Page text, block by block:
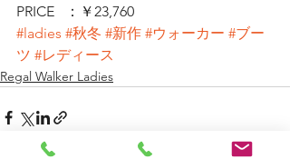
PRICE   ：￥23,760
#ladies #秋冬 #新作 #ウォーカー #ブー
ツ #レディース
Regal Walker Ladies